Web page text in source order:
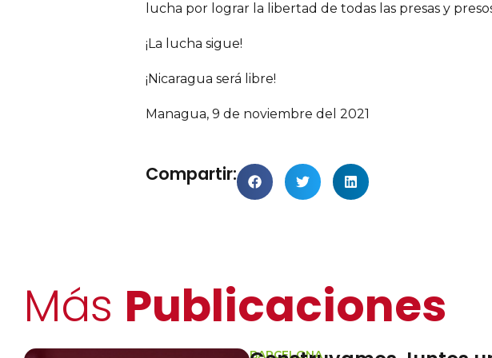
lucha por lograr la libertad de todas las presas y
¡La lucha sigue!
¡Nicaragua será libre!
Managua, 9 de noviembre del 2021
Compartir:
Más Publicaciones
KURDISTAN REGION OF IRAQ